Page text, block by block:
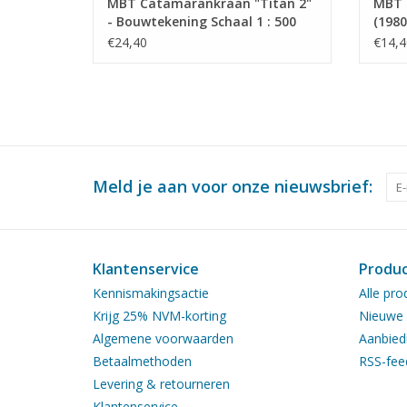
- Bouwtekening Schaal 1 : 500
(10.19.016)
€24,40
Meld je aan voor onze nieuwsbrief:
Klantenservice
Kennismakingsactie
Krijg 25% NVM-korting
Algemene voorwaarden
Betaalmethoden
Levering & retourneren
Alle
RSS-